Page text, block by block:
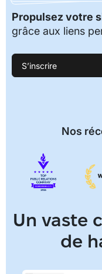
Propulsez votre
grâce aux liens
S’inscrire
Nos
Un vaste
de